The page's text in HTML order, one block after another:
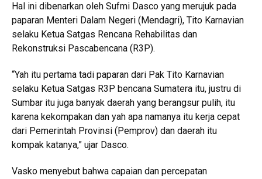
Hal ini dibenarkan oleh Sufmi Dasco yang merujuk pada
paparan Menteri Dalam Negeri (Mendagri), Tito Karnavian
selaku Ketua Satgas Rencana Rehabilitas dan
Rekonstruksi Pascabencana (R3P).
“Yah itu pertama tadi paparan dari Pak Tito Karnavian
selaku Ketua Satgas R3P bencana Sumatera itu, justru di
Sumbar itu juga banyak daerah yang berangsur pulih, itu
karena kekompakan dan yah apa namanya itu kerja cepat
dari Pemerintah Provinsi (Pemprov) dan daerah itu
kompak katanya,” ujar Dasco.
Vasko menyebut bahwa capaian dan percepatan